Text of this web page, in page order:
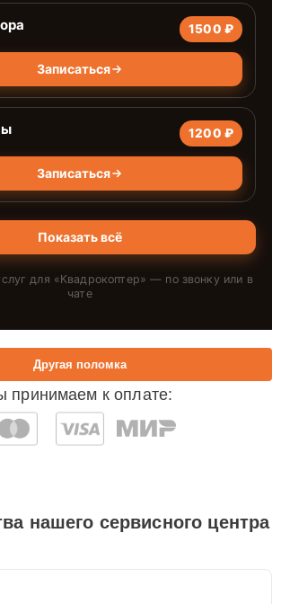
1500 ₽
Записаться
1200 ₽
Записаться
Показать всё
для «Квадрокоптер» — по звонку или в
чате
принимаем к оплате:
Другая поломка
нашего сервисного центра